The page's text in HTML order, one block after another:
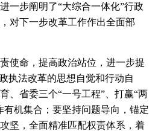
一步阐明了“大综合一体化”行政
对下一步改革工作作出全面部
使命，提高政治站位，进一步提
执法改革的思想自觉和行动自
、省委三个“一号工程”、打赢“两
有机集合；要坚持问题导向，锚定
坚，全面精准匹配权责体系，着